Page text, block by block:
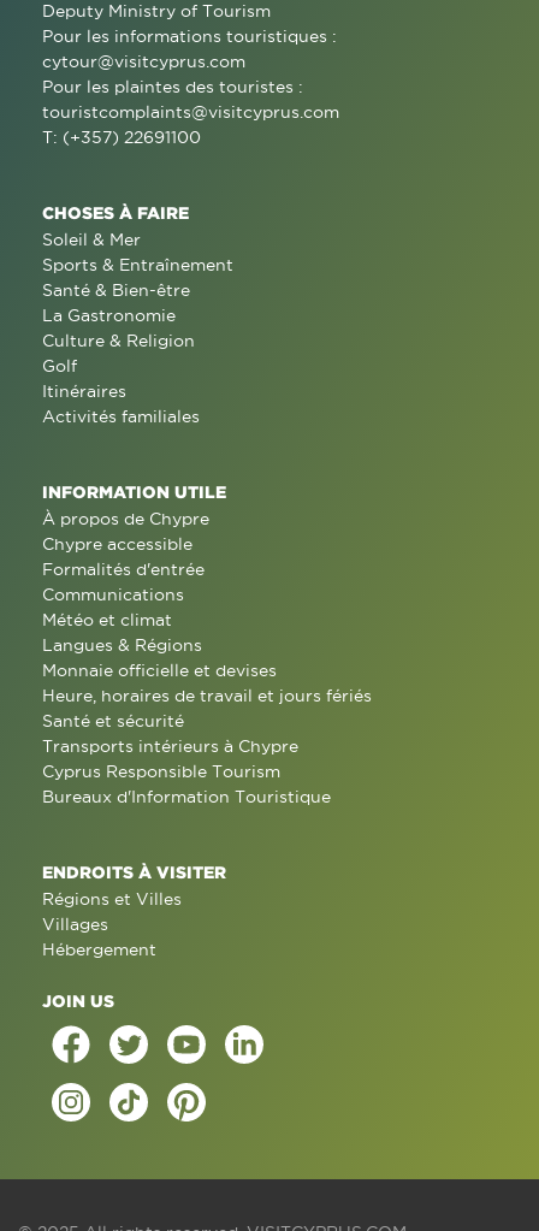
Deputy Ministry of Tourism
Pour les informations touristiques :
cytour@visitcyprus.com
Pour les plaintes des touristes :
touristcomplaints@visitcyprus.com
T: (+357) 22691100
CHOSES À FAIRE
Soleil & Mer
Sports & Entraînement
Santé & Bien-être
La Gastronomie
Culture & Religion
Golf
Itinéraires
Activités familiales
INFORMATION UTILE
À propos de Chypre
Chypre accessible
Formalités d'entrée
Communications
Météo et climat
Langues & Régions
Monnaie officielle et devises
Heure, horaires de travail et jours fériés
Santé et sécurité
Transports intérieurs à Chypre
Cyprus Responsible Tourism
Bureaux d'Information Touristique
ENDROITS À VISITER
Régions et Villes
Villages
Hébergement
JOIN US